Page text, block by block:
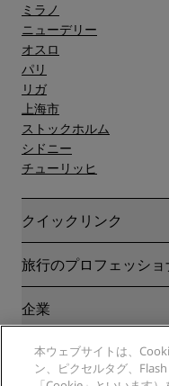
ミラノ
ニューデリー
オスロ
パリ
リガ
上海市
ストックホルム
シドニー
チューリッヒ
クイックリンク
Radisson Rewards
ブログ
目的地
ラディソンホテルアプリ
スポーツ認定ホテル
旅行のプロフェッシ
パートナー
旅行代理店
企業
Radisson Hotel Group
メディア
法務
本ウェブサイトは、
ン、ピクセルタグ、